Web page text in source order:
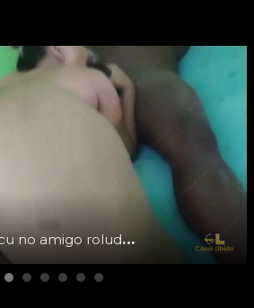
Jana senta com o cu no amigo roludo, The Black.